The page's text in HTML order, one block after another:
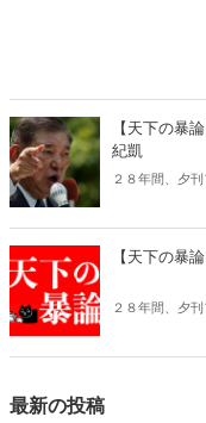
【天下の暴
紀凱
２８年間、夕
【天下の暴
２８年間、夕
最新の投稿